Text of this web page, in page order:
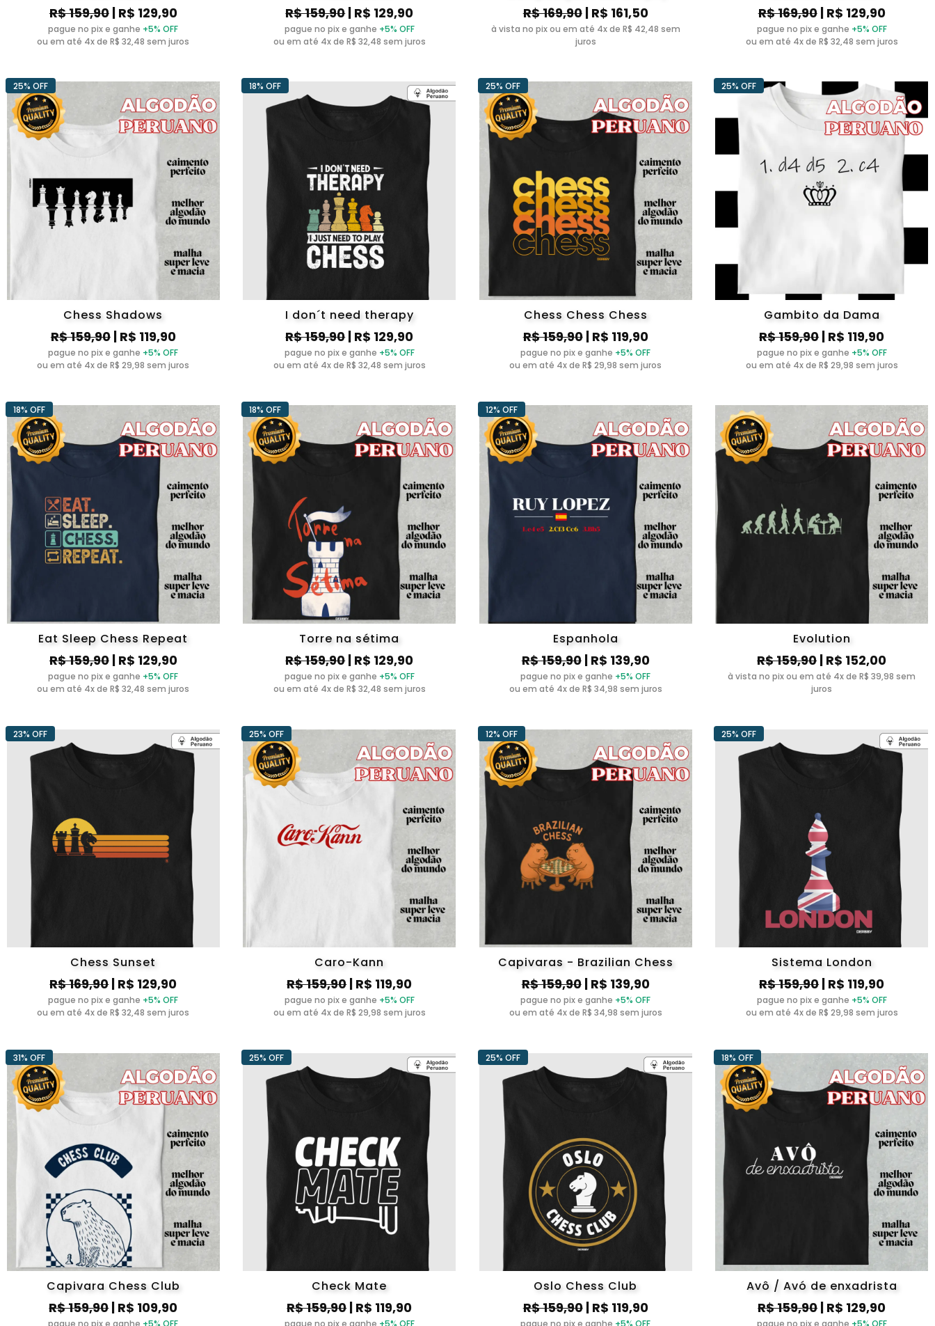
R$ 159,90| R$ 129,90
pague no pix e ganhe +5% OFF
ou em até 4x de R$ 32,48 sem juros
R$ 159,90| R$ 129,90
pague no pix e ganhe +5% OFF
ou em até 4x de R$ 32,48 sem juros
R$ 169,90| R$ 161,50
à vista no pix ou em até 4x de R$ 42,48 sem
juros
R$ 169,90| R$ 129,90
pague no pix e ganhe +5% OFF
ou em até 4x de R$ 32,48 sem juros
Chess Shadows
R$ 159,90| R$ 119,90
pague no pix e ganhe +5% OFF
ou em até 4x de R$ 29,98 sem juros
25% OFF
I don´t need therapy
R$ 159,90| R$ 129,90
pague no pix e ganhe +5% OFF
ou em até 4x de R$ 32,48 sem juros
18% OFF
Chess Chess Chess
R$ 159,90| R$ 119,90
pague no pix e ganhe +5% OFF
ou em até 4x de R$ 29,98 sem juros
25% OFF
Gambito da Dama
R$ 159,90| R$ 119,90
pague no pix e ganhe +5% OFF
ou em até 4x de R$ 29,98 sem juros
25% OFF
Eat Sleep Chess Repeat
R$ 159,90| R$ 129,90
pague no pix e ganhe +5% OFF
ou em até 4x de R$ 32,48 sem juros
18% OFF
Torre na sétima
R$ 159,90| R$ 129,90
pague no pix e ganhe +5% OFF
ou em até 4x de R$ 32,48 sem juros
18% OFF
Espanhola
R$ 159,90| R$ 139,90
pague no pix e ganhe +5% OFF
ou em até 4x de R$ 34,98 sem juros
12% OFF
Evolution
R$ 159,90| R$ 152,00
à vista no pix ou em até 4x de R$ 39,98 sem
juros
Chess Sunset
R$ 169,90| R$ 129,90
pague no pix e ganhe +5% OFF
ou em até 4x de R$ 32,48 sem juros
23% OFF
Caro-Kann
R$ 159,90| R$ 119,90
pague no pix e ganhe +5% OFF
ou em até 4x de R$ 29,98 sem juros
25% OFF
Capivaras - Brazilian Chess
R$ 159,90| R$ 139,90
pague no pix e ganhe +5% OFF
ou em até 4x de R$ 34,98 sem juros
12% OFF
Sistema London
R$ 159,90| R$ 119,90
pague no pix e ganhe +5% OFF
ou em até 4x de R$ 29,98 sem juros
25% OFF
Capivara Chess Club
R$ 159,90| R$ 109,90
pague no pix e ganhe +5% OFF
31% OFF
Check Mate
R$ 159,90| R$ 119,90
pague no pix e ganhe +5% OFF
25% OFF
Oslo Chess Club
R$ 159,90| R$ 119,90
pague no pix e ganhe +5% OFF
25% OFF
Avô / Avó de enxadrista
R$ 159,90| R$ 129,90
pague no pix e ganhe +5% OFF
18% OFF